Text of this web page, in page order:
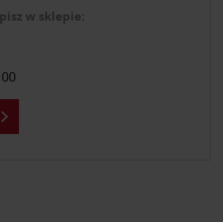
w sklepie: